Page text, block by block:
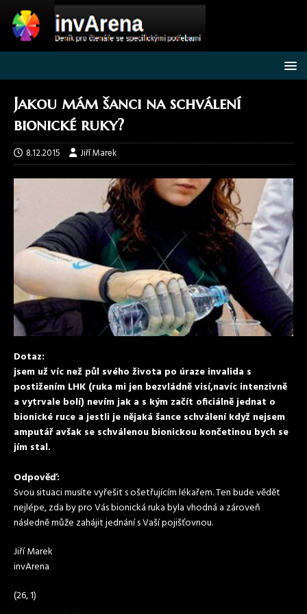
Jakou mám šanci na schválení
bionické ruky?
8.12.2015 Jiří Marek
Dotaz:
jsem už víc než půl svého života po úraze invalida s
postižením LHK (ruka mi jen bezvládně visí,navíc intenzivně
a vytrvale bolí) nevím jak a s kým začít oficiálně jednat o
bionické ruce a jestli je nějaká šance schválení když nejsem
amputář avšak se schválenou bionickou končetinou bych se
jím stal.
Odpověď:
Svou situaci musíte vyřešit s ošetřujícím lékařem. Ten bude vědět
nejlépe, zda by pro Vás bionická ruka byla vhodná a zároveň
následně může zahájit jednání s Vaší pojišťovnou.
Jiří Marek
invArena
(26, 1)